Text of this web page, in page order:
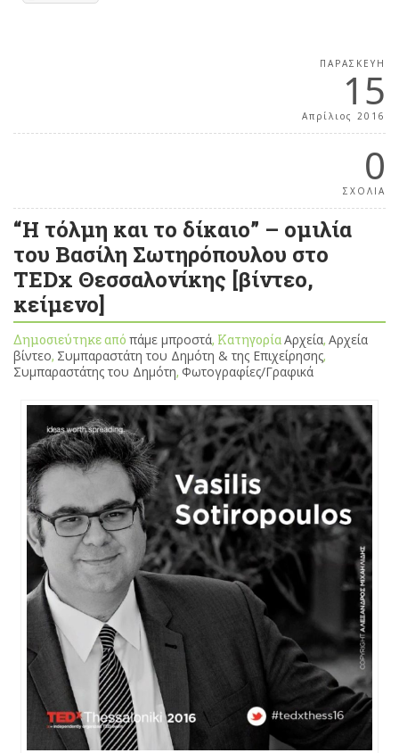
ΠΑΡΑΣΚΕΥΉ
15
Απρίλιος 2016
0
ΣΧΟΛΙΑ
“Η τόλμη και το δίκαιο” – ομιλία
του Βασίλη Σωτηρόπουλου στο
TEDx Θεσσαλονίκης [βίντεο,
κείμενο]
Δημοσιεύτηκε από πάμε μπροστά, ΚατηγορίαΑρχεία, Αρχεία
βίντεο, Συμπαραστάτη του Δημότη & της Επιχείρησης,
Συμπαραστάτης του Δημότη, Φωτογραφίες/Γραφικά